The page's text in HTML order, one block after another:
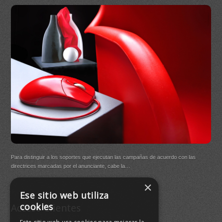
Para distinguir a los soportes que ejecutan las campañas de acuerdo con las
directrices marcadas por el anunciante, cabe la…
Acceso Clientes
×
Ese sitio web utiliza
cookies